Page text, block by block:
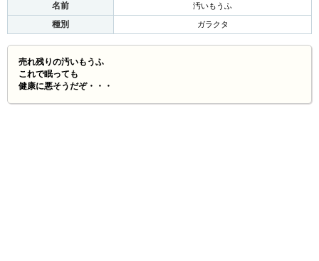
名前 汚いもうふ
種別 ガラクタ
売れ残りの汚いもうふ
これで眠っても
健康に悪そうだぞ・・・